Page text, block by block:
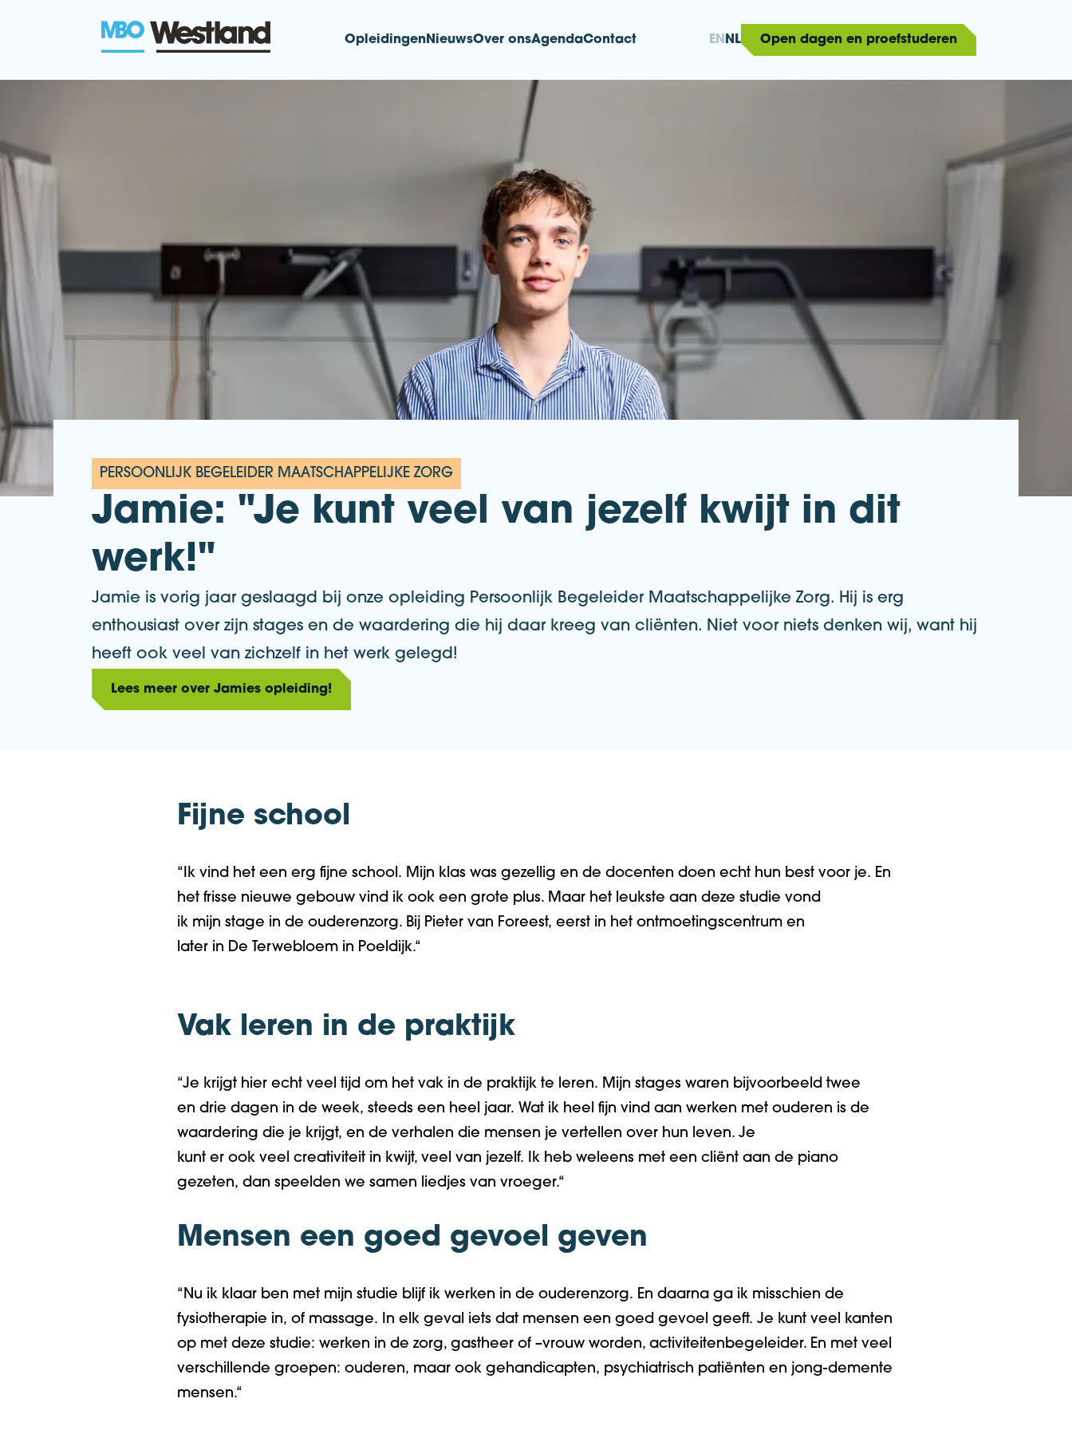
MBO Westland
OpleidingenNieuwsOver onsAgendaContact EN NL Open dagen en proefstuderen
PERSOONLIJK BEGELEIDER MAATSCHAPPELIJKE ZORG
Jamie: "Je kunt veel van jezelf kwijt in dit
werk!"
Jamie is vorig jaar geslaagd bij onze opleiding Persoonlijk Begeleider Maatschappelijke Zorg. Hij is erg
enthousiast over zijn stages en de waardering die hij daar kreeg van cliënten. Niet voor niets denken wij, want hij
heeft ook veel van zichzelf in het werk gelegd!
Lees meer over Jamies opleiding!
Fijne school
“Ik vind het een erg fijne school. Mijn klas was gezellig en de docenten doen echt hun best voor je. En
het frisse nieuwe gebouw vind ik ook een grote plus. Maar het leukste aan deze studie vond
ik mijn stage in de ouderenzorg. Bij Pieter van Foreest, eerst in het ontmoetingscentrum en
later in De Terwebloem in Poeldijk.“
Vak leren in de praktijk
“Je krijgt hier echt veel tijd om het vak in de praktijk te leren. Mijn stages waren bijvoorbeeld twee
en drie dagen in de week, steeds een heel jaar. Wat ik heel fijn vind aan werken met ouderen is de
waardering die je krijgt, en de verhalen die mensen je vertellen over hun leven. Je
kunt er ook veel creativiteit in kwijt, veel van jezelf. Ik heb weleens met een cliënt aan de piano
gezeten, dan speelden we samen liedjes van vroeger.“
Mensen een goed gevoel geven
“Nu ik klaar ben met mijn studie blijf ik werken in de ouderenzorg. En daarna ga ik misschien de
fysiotherapie in, of massage. In elk geval iets dat mensen een goed gevoel geeft. Je kunt veel kanten
op met deze studie: werken in de zorg, gastheer of –vrouw worden, activiteitenbegeleider. En met veel
verschillende groepen: ouderen, maar ook gehandicapten, psychiatrisch patiënten en jong-demente
mensen.“